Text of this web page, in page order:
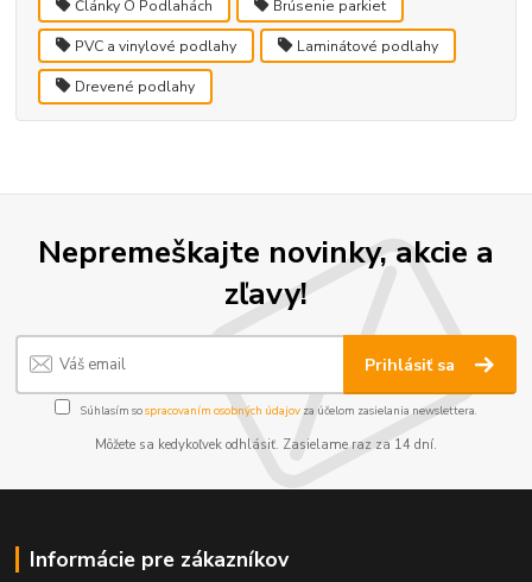
Články O Podlahách Brúsenie parkiet
PVC a vinylové podlahy Laminátové podlahy
Drevené podlahy
Nepremeškajte novinky, akcie a
zľavy!
Prihlásiť sa
Súhlasím sospracovaním osobných údajov za účelom zasielania newslettera.
Môžete sa kedykoľvek odhlásiť. Zasielame raz za 14 dní.
Informácie pre zákazníkov